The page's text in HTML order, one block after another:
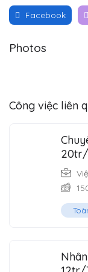
Facebook
Photos
Công việc liên